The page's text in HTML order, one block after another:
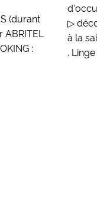
(durant
ABRITEL
:
▷
à la
.